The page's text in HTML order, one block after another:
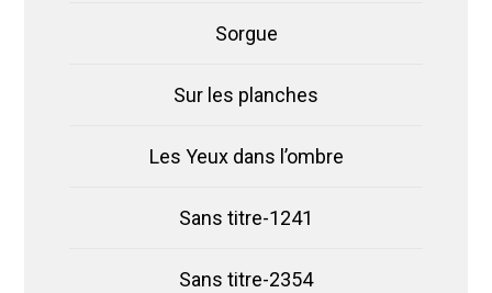
Sorgue
Sur les planches
Les Yeux dans l’ombre
Sans titre-1241
Sans titre-2354